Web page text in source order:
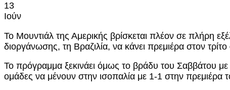
13
Ιούν
Το Μουντιάλ της Αμερικής βρίσκεται πλέον σε πλήρη
διοργάνωσης, τη Βραζιλία, να κάνει πρεμιέρα στον τρίτο
Το πρόγραμμα ξεκινάει όμως το βράδυ του Σαββάτου
ομάδες να μένουν στην ισοπαλία με 1-1 στην πρεμιέρα